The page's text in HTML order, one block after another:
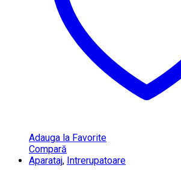
Adauga la Favorite
Compară
Aparataj, Intrerupatoare